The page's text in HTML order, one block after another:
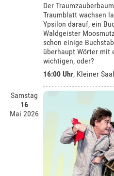
Der
Traumblatt wachsen
Ypsilon darauf, ein
Waldgeister
schon einige
überhaupt Wörter mit
wichtigen, oder?
16:00 Uhr, Kleiner Saal
Samstag
16
Mai 2026